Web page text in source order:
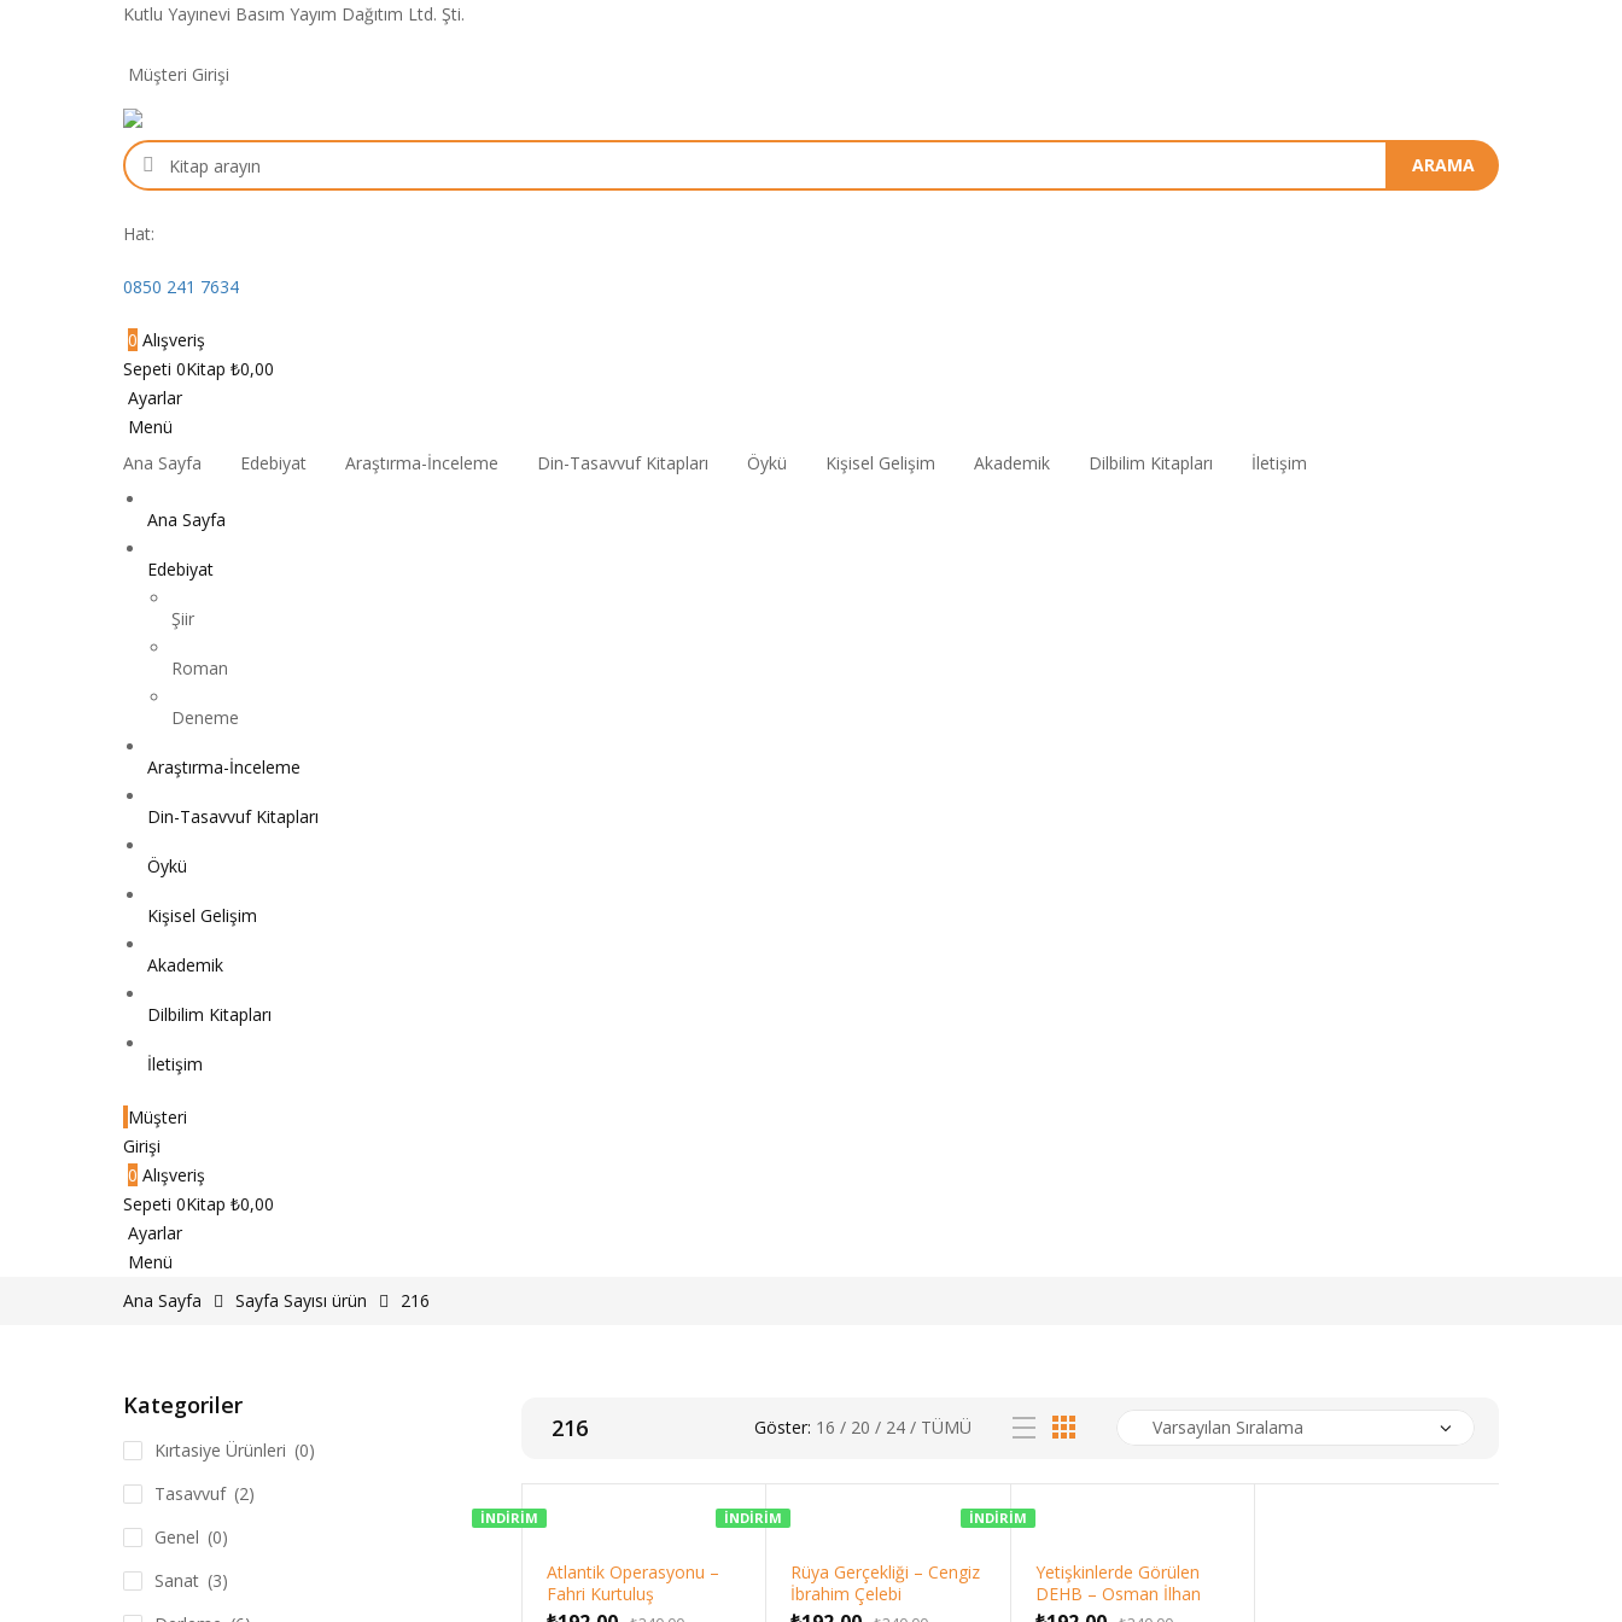
Kutlu Yayınevi Basım Yayım Dağıtım Ltd. Şti.
Müşteri Girişi
Kitap
ARAMA
Hat:
0850 241 7634
0 Alışveriş
Sepeti 0Kitap ₺0,00
Ayarlar
Menü
Ana Sayfa
Edebiyat Araştırma-İnceleme Din-Tasavvuf Kitapları Öykü Kişisel Gelişim Akademik Dilbilim Kitapları İletişim
Ana Sayfa
Edebiyat
Şiir
Roman
Deneme
Araştırma-İnceleme
Din-Tasavvuf Kitapları
Öykü
Kişisel Gelişim
Akademik
Dilbilim Kitapları
İletişim
Müşteri
Girişi
0 Alışveriş
Sepeti 0Kitap ₺0,00
Ayarlar
Menü
Ana Sayfa
Sayfa Sayısı ürün 216
216 Göster: 16 / 20 / 24 / TÜMÜ
İNDIRIM
Atlantik Operasyonu –
Fahri Kurtuluş
İNDIRIM
Rüya Gerçekliği – Cengiz
İbrahim Çelebi
İNDIRIM
Yetişkinlerde Görülen
DEHB – Osman İlhan
Kategoriler
Kırtasiye Ürünleri (0)
Tasavvuf (2)
Genel (0)
Sanat (3)